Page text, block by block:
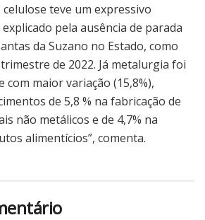
celulose teve um expressivo
pela ausência de parada
da Suzano no Estado, como
de 2022. Já metalurgia foi
com maior variação (15,8%),
de 5,8 % na fabricação de
não metálicos e de 4,7% na
alimentícios”, comenta.